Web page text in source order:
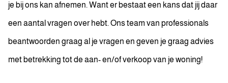
je bij ons kan afnemen. Want er bestaat een kans dat jij daar
een aantal vragen over hebt. Ons team van professionals
beantwoorden graag al je vragen en geven je graag advies
met betrekking tot de aan- en/of verkoop van je woning!